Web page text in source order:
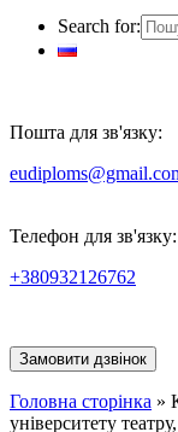
Search for:
Пошта для зв'язку:
Телефон для зв'язку:
+380932126762
Замовити дзвінок
Головна сторінка »
університету